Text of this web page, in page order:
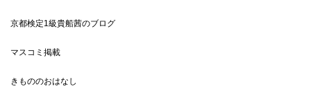
京都検定1級貴船茜のブログ
マスコミ掲載
きもののおはなし